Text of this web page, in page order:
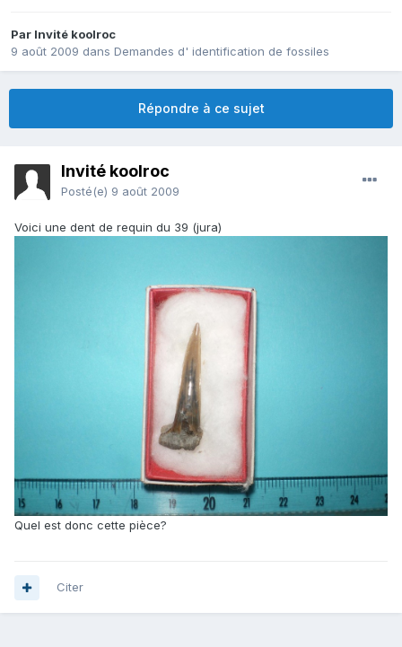
Par Invité koolroc
9 août 2009 dans Demandes d' identification de fossiles
Répondre à ce sujet
Invité koolroc
Posté(e) 9 août 2009
Voici une dent de requin du 39 (jura)
Quel est donc cette pièce?
Citer